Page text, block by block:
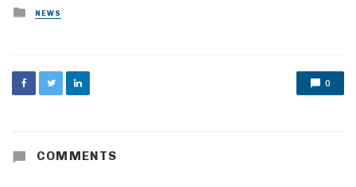
Posted
in
NEWS
0
COMMENTS